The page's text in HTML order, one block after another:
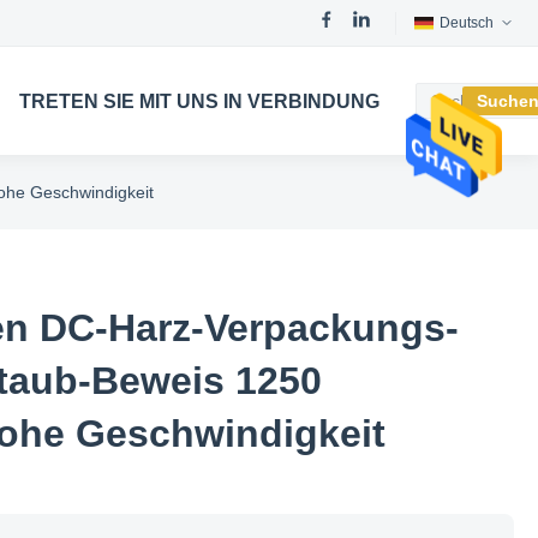
Deutsch
TRETEN SIE MIT UNS IN VERBINDUNG
Geschwindigkeit
DC-Harz-Verpackungs-
Beweis 1250
Geschwindigkeit